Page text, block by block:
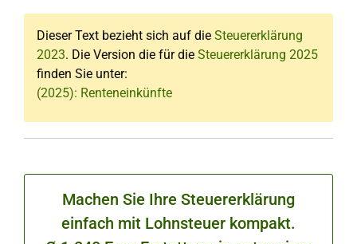
Dieser Text bezieht sich auf die Steuererklärung
2023. Die Version die für die Steuererklärung 2025
finden Sie unter:
(2025): Renteneinkünfte
Machen Sie Ihre Steuererklärung
einfach mit Lohnsteuer kompakt.